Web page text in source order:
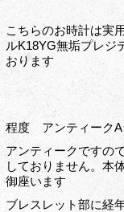
こちらのお時計は実
ルK18YG無垢プレジ
おります
程度 アンティークA
アンティークですの
しておりません。本
御座います
ブレスレット部に経